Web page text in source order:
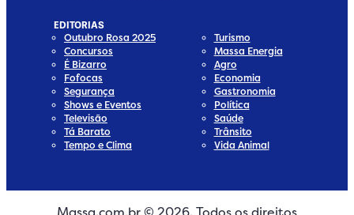
EDITORIAS
Outubro Rosa 2025
Concursos
É Bizarro
Fofocas
Segurança
Shows e Eventos
Televisão
Tá Barato
Tempo e Clima
Turismo
Massa Energia
Agro
Economia
Gastronomia
Política
Saúde
Trânsito
Vida Animal